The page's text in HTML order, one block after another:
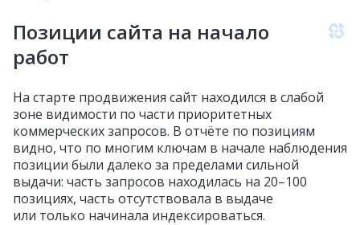
Позиции сайта на начало
работ
На старте продвижения сайт находился в слабой
зоне видимости по части приоритетных
коммерческих запросов. В отчёте по позициям
видно, что по многим ключам в начале наблюдения
позиции были далеко за пределами сильной
выдачи: часть запросов находилась на 20–100
позициях, часть отсутствовала в выдаче
или только начинала индексироваться.